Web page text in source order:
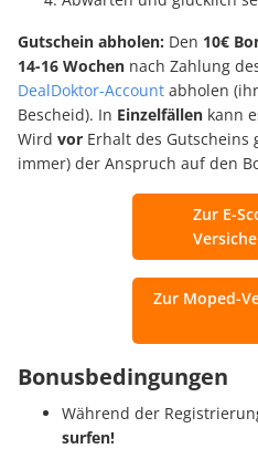
Gutschein abholen: Den 10€
14-16 Wochen nach Zahlung
DealDoktor-Account abholen
Bescheid). In Einzelfällen kann
Wird vor Erhalt des
immer) der Anspruch auf den
Zur E-
Zur Moped-
Bonusbedingungen
Während der
surfen!